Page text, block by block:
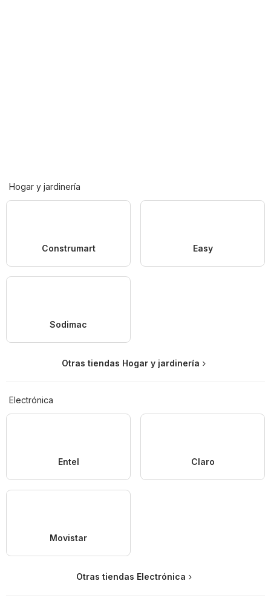
Hogar y jardinería
Construmart Easy
Sodimac
Otras tiendas Hogar y jardinería
Electrónica
Entel Claro
Movistar
Otras tiendas Electrónica